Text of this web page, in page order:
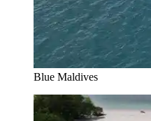
Blue Maldives